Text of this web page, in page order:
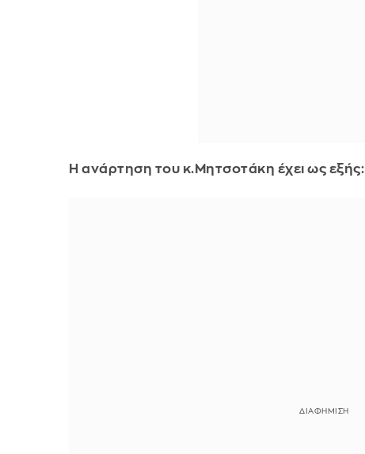
Η ανάρτηση του κ.Μητσοτάκη έχει ως εξής: